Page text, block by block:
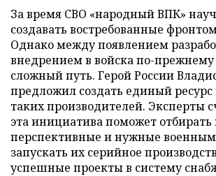
За время СВО «народный ВПК»
создавать востребованные
Однако между появлением
внедрением в войска по-прежнему
сложный путь. Герой России
предложил создать единый
таких производителей. Эксперты
эта инициатива поможет отбирать
перспективные и нужные
запускать их серийное
успешные проекты в систему